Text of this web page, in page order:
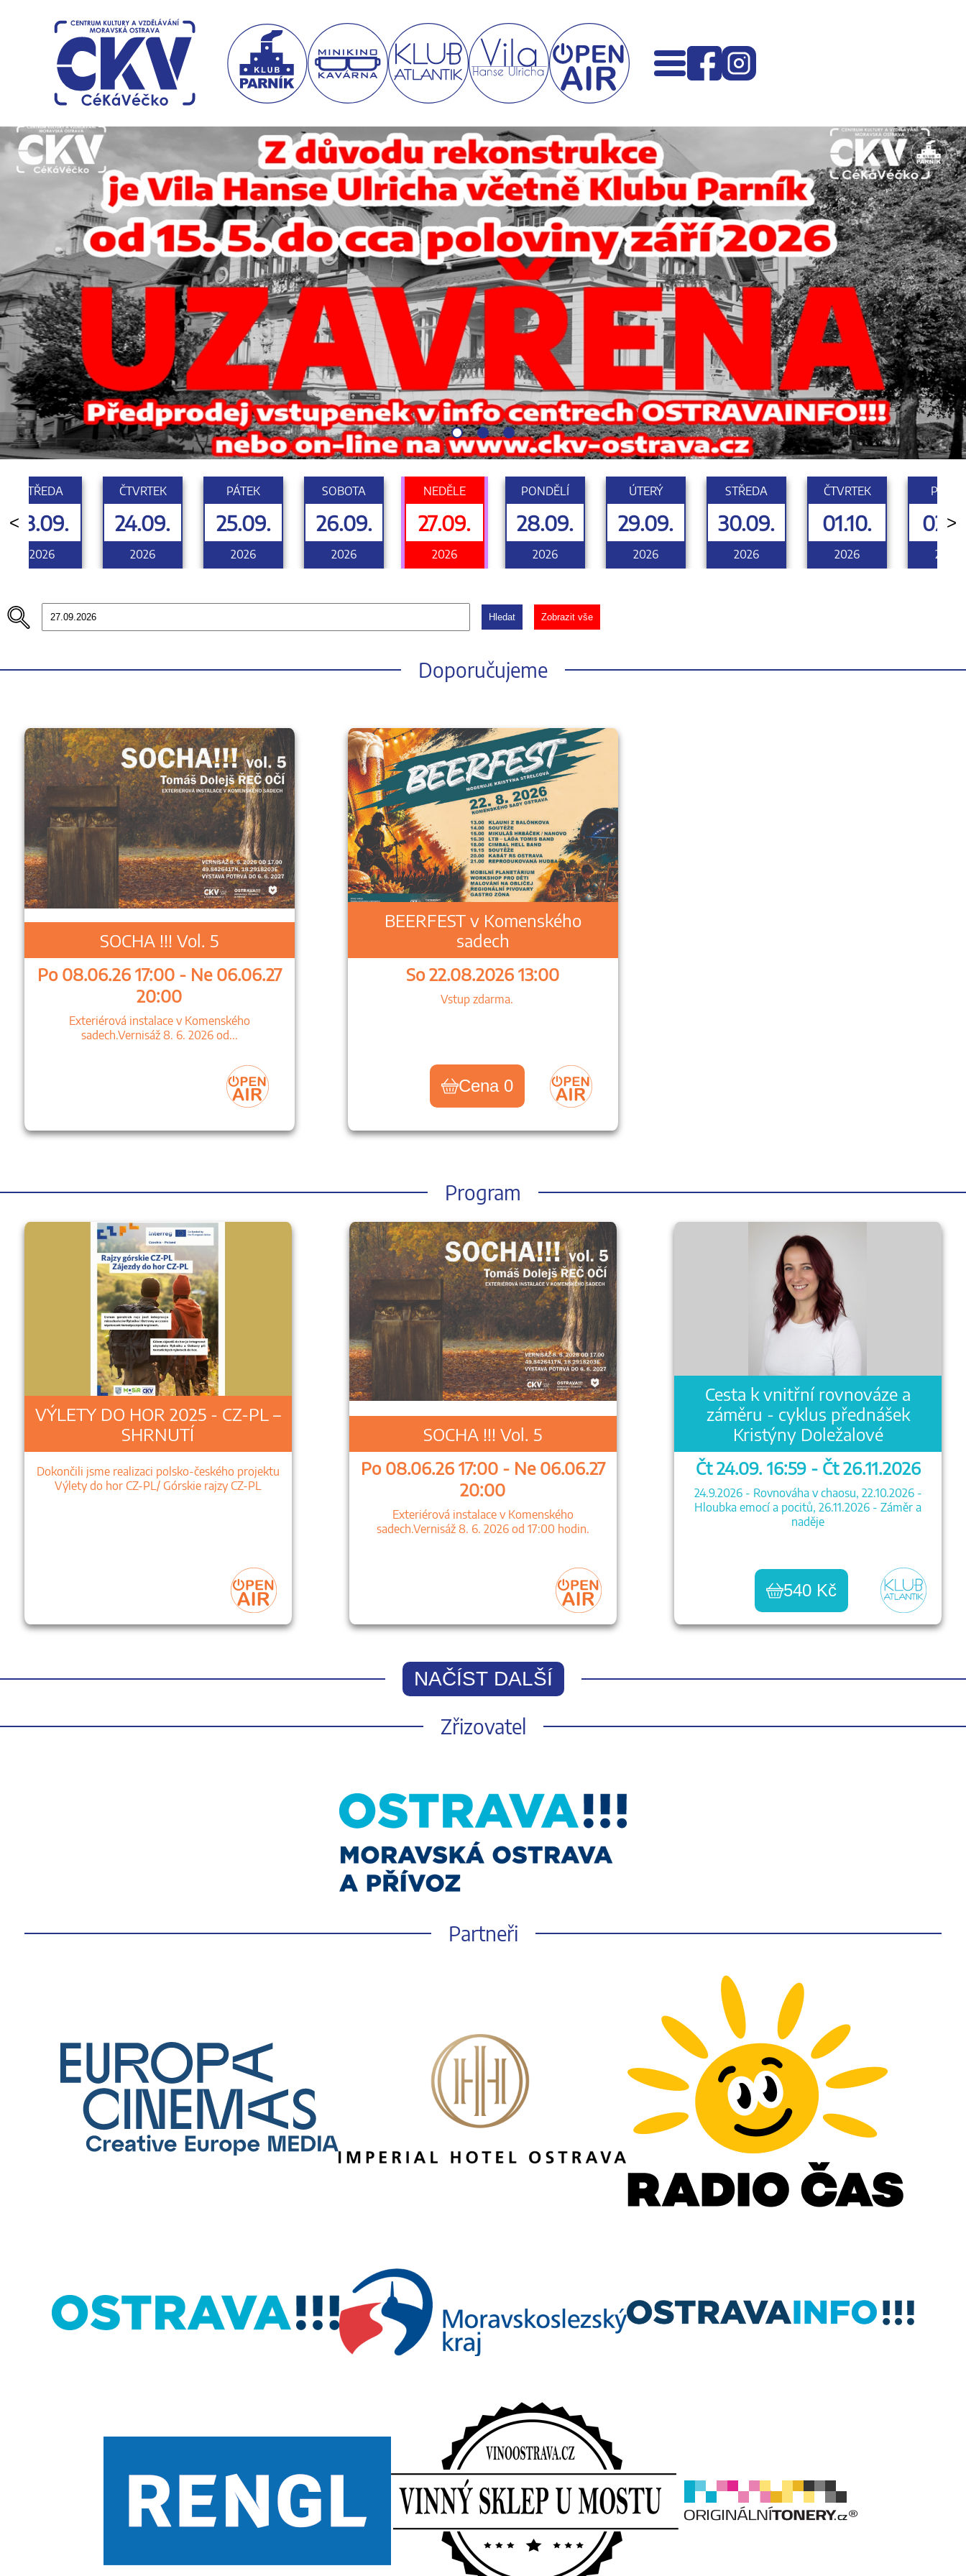
<
STŘEDA
23.09.
2026
ČTVRTEK
24.09.
2026
PÁTEK
25.09.
2026
SOBOTA
26.09.
2026
NEDĚLE
27.09.
2026
PONDĚLÍ
28.09.
2026
ÚTERÝ
29.09.
2026
STŘEDA
30.09.
2026
ČTVRTEK
01.10.
2026
PÁTEK
2026
>
Hledat Zobrazit vše
Doporučujeme
SOCHA !!! Vol. 5
Po 08.06.26 17:00 - Ne 06.06.27
20:00
Exteriérová instalace v Komenského
sadech.Vernisáž 8. 6. 2026 od...
BEERFEST v Komenského
sadech
So 22.08.2026 13:00
Vstup zdarma.
Cena 0
Program
VÝLETY DO HOR 2025 - CZ-PL –
SHRNUTÍ
Dokončili jsme realizaci polsko-českého projektu
Výlety do hor CZ-PL/ Górskie rajzy CZ-PL
SOCHA !!! Vol. 5
Po 08.06.26 17:00 - Ne 06.06.27
20:00
Exteriérová instalace v Komenského
sadech.Vernisáž 8. 6. 2026 od 17:00 hodin.
Cesta k vnitřní rovnováze a
záměru - cyklus přednášek
Kristýny Doležalové
Čt 24.09. 16:59 - Čt 26.11.2026
24.9.2026 - Rovnováha v chaosu, 22.10.2026 -
Hloubka emocí a pocitů, 26.11.2026 - Záměr a
naděje
540 Kč
NAČÍST DALŠÍ
Zřizovatel
Partneři